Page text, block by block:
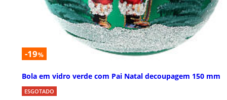
-19%
Bola em vidro verde com Pai Natal decoupagem 150 mm
ESGOTADO